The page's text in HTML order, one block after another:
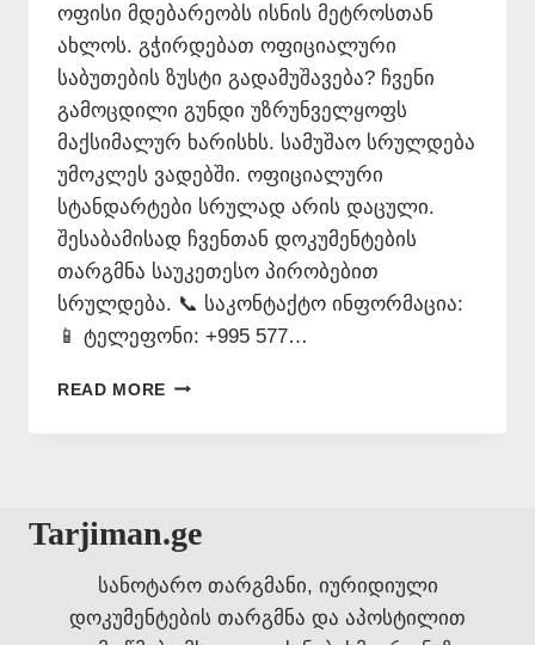
ოფისი მდებარეობს ისნის მეტროსთან
ახლოს. გჭირდებათ ოფიციალური
საბუთების ზუსტი გადამუშავება? ჩვენი
გამოცდილი გუნდი უზრუნველყოფს
მაქსიმალურ ხარისხს. სამუშაო სრულდება
უმოკლეს ვადებში. ოფიციალური
სტანდარტები სრულად არის დაცული.
შესაბამისად ჩვენთან დოკუმენტების
თარგმნა საუკეთესო პირობებით
სრულდება. 📞 საკონტაქტო ინფორმაცია:
📱 ტელეფონი: +995 577…
READ MORE ᲗᲐᲠᲯᲘᲛᲐᲜᲗᲐ
ᲝᲠᲗᲐᲭᲐᲚᲐᲨᲘ
Tarjiman.ge
სანოტარო თარგმანი, იურიდიული
დოკუმენტების თარგმნა და აპოსტილით